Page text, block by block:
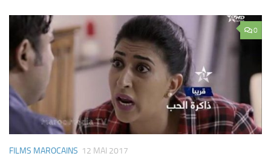
0
FILMS MAROCAINS 12 MAI 2017